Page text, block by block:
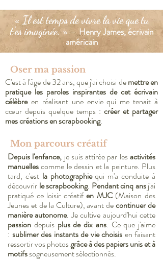
« Il est temps de vivre la vie que tu
t'es imaginée. » - Henry James, écrivain
américain
Oser ma passion
C'est à l'âge de 32 ans, que j'ai choisi demettre en
pratique les paroles inspirantes de cet écrivain
célèbre en réalisant une envie qui me tenait à
cœur depuis quelque temps : créer et partager
mes créations en scrapbooking.
Mon parcours créatif
Depuis l'enfance, je suis attirée par lesactivités
manuellescomme le dessin et la peinture. Plus
tard, c'est la photographiequi m'a conduite à
découvrir le scrapbooking. Pendant cinq ansj'ai
pratiqué ce loisir créatifen MJC(Maison des
Jeunes et de la Culture), avant decontinuer de
manière autonome. Je cultive aujourd'hui cette
passion depuis plus de dix ans. Ce que j'aime
: sublimer des instants de vie choisis en faisant
ressortir vos photosgrâce à despapiers unis et à
motifssogneusement sélectionnés.